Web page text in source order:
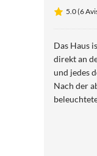
5.0 (6
Das Haus
direkt an
und jedes
Nach der